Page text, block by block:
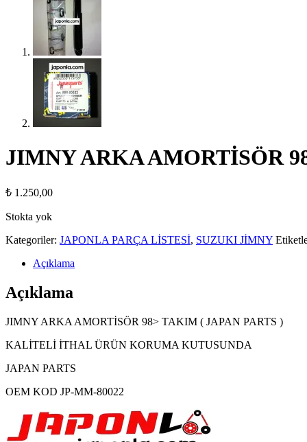
JIMNY ARKA AMORTİSÖR
₺ 1.250,00
Stokta yok
Kategoriler: JAPONLA PARÇA LİSTESİ, SUZUKI JİMNY
Açıklama
Açıklama
JIMNY ARKA AMORTİSÖR 98> TAKIM ( JAPAN PARTS )
KALİTELİ İTHAL ÜRÜN KORUMA KUTUSUNDA
JAPAN PARTS
OEM KOD JP-MM-80022